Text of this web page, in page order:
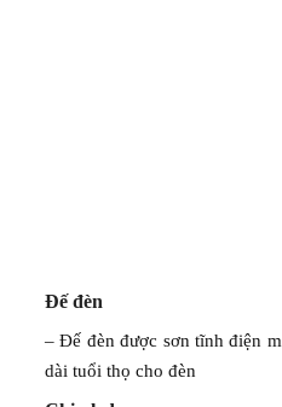
Đế đèn
– Đế đèn được sơn tĩnh điện
dài tuổi thọ cho đèn